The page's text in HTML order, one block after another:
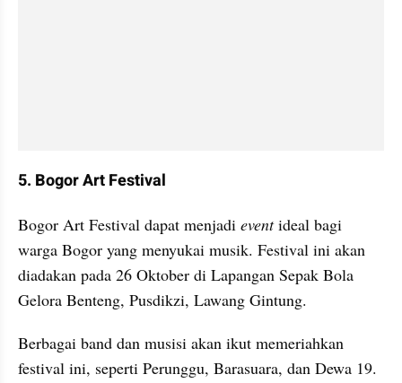
5. Bogor Art Festival
Bogor Art Festival dapat menjadi event ideal bagi
warga Bogor yang menyukai musik. Festival ini akan
diadakan pada 26 Oktober di Lapangan Sepak Bola
Gelora Benteng, Pusdikzi, Lawang Gintung.
Berbagai band dan musisi akan ikut memeriahkan
festival ini, seperti Perunggu, Barasuara, dan Dewa 19.